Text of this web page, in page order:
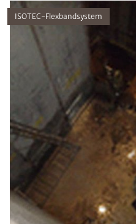
ISOTEC-Flexbandsystem